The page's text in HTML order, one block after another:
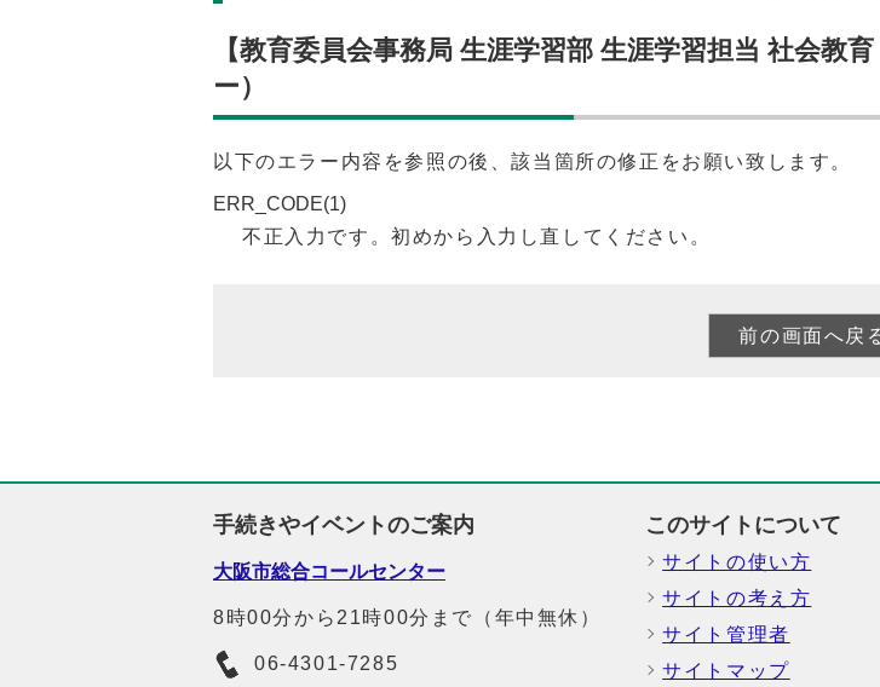
【教育委員会事務局 生涯学習部 生涯学習担当 社会教
ー）
以下のエラー内容を参照の後、該当箇所の修正をお願い致します。
ERR_CODE(1)
不正入力です。初めから入力し直してください。
手続きやイベントのご案内
大阪市総合コールセンター
8時00分から21時00分まで（年中無休）
06-4301-7285
このサイトについて
サイトの使い方
サイトの考え方
サイト管理者
サイトマップ